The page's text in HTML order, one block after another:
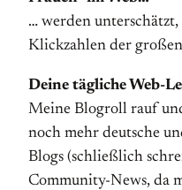
… werden
Klickzahlen der
Deine tägliche Web-
Meine Blogroll rauf
noch mehr deutsche
Blogs (schließlich
Community-News, da